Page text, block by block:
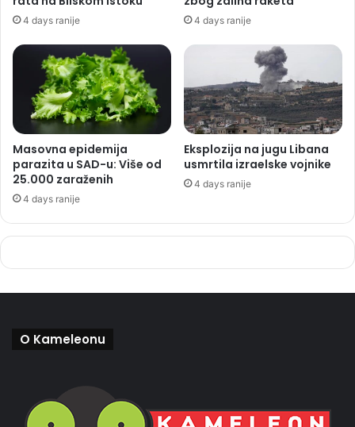
4 days ranije 4 days ranije
Masovna epidemija
parazita u SAD-u: Više od
25.000 zaraženih
4 days ranije
Eksplozija na jugu Libana
usmrtila izraelske vojnike
4 days ranije
O Kameleonu